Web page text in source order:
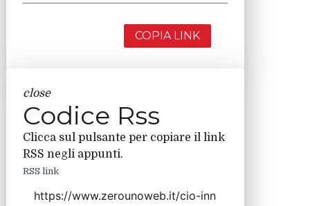
COPIA LINK
close
Codice Rss
Clicca sul pulsante per copiare il link
RSS negli appunti.
RSS link